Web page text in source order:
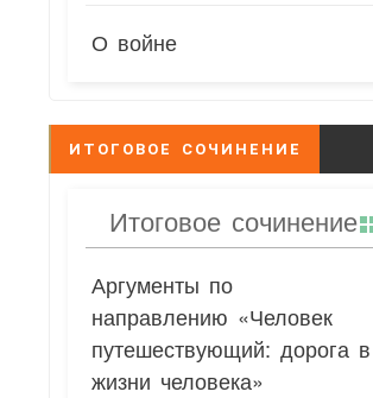
О войне
ИТОГОВОЕ СОЧИНЕНИЕ
Итоговое сочинение
Аргументы по
направлению «Человек
путешествующий: дорога в
жизни человека»